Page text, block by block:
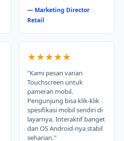
— Marketing Director
Retail
★★★★★
"Kami pesan varian
Touchscreen untuk
pameran mobil.
Pengunjung bisa klik-klik
spesifikasi mobil sendiri di
layarnya. Interaktif banget
dan OS Android-nya stabil
seharian."